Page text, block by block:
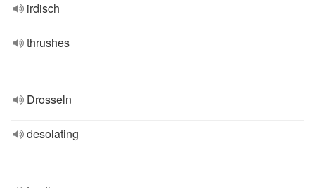
irdisch
thrushes
Drosseln
desolating